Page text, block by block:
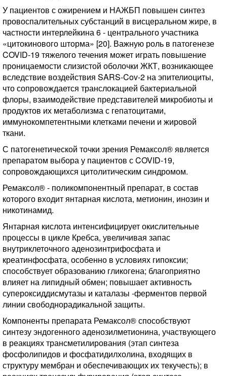
У пациентов с ожирением и НАЖБП повышен синтез
провоспалительных субстанций в висцеральном жире, в
частности интерлейкина 6 - центрального участника
«цитокинового шторма» [20]. Важную роль в патогенезе
COVID-19 тяжелого течения может играть повышение
проницаемости слизистой оболочки ЖКТ, возникающее
вследствие воздействия SARS-Cov-2 на эпителиоциты,
что сопровождается транслокацией бактериальной
флоры, взаимодействие представителей микробиоты и
продуктов их метаболизма с гепатоцитами,
иммунокомпетентными клетками печени и жировой
ткани.
С патогенетической точки зрения Ремаксол® является
препаратом выбора у пациентов с COVID-19,
сопровождающихся цитолитическим синдромом.
Ремаксол® - поликомпонентный препарат, в состав
которого входит янтарная кислота, метионин, инозин и
никотинамид.
Янтарная кислота интенсифицирует окислительные
процессы в цикле Кребса, увеличивая запас
внутриклеточного аденозинтрифосфата и
креатинфосфата, особенно в условиях гипоксии;
способствует образованию гликогена; благоприятно
влияет на липидный обмен; повышает активность
супероксиддисмутазы и каталазы -ферментов первой
линии свободнорадикальной защиты.
Компоненты препарата Ремаксол® способствуют
синтезу эндогенного аденозилметионина, участвующего
в реакциях трансметилирования (этап синтеза
фосфолипидов и фосфатидилхолина, входящих в
структуру мембран и обеспечивающих их текучесть); в